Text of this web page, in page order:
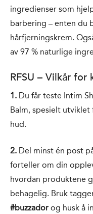
ingredienser som
barbering – enten du
hårfjerningskrem.
av 97 % naturlige
RFSU – Vilkår for
1. Du får teste Intim
Balm, spesielt
hud.
2. Del minst én post
forteller om din
hvordan produktene
behagelig. Bruk
#buzzador og husk å